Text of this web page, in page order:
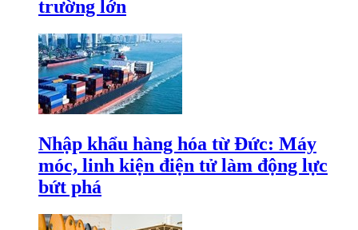
trường lớn
Nhập khẩu hàng hóa từ Đức: Máy
móc, linh kiện điện tử làm động lực
bứt phá